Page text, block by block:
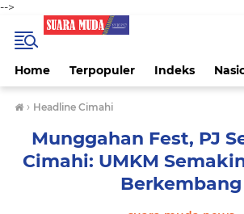
-->
Home Terpopuler Indeks
› Headline Cimahi
Munggahan Fest, PJ
Cimahi: UMKM
Berkembang